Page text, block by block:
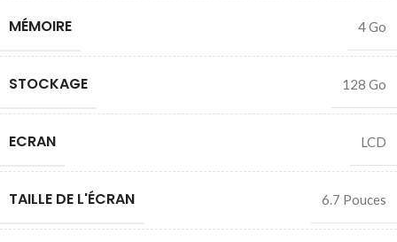
MÉMOIRE 4 Go
STOCKAGE 128 Go
ECRAN LCD
TAILLE DE L'ÉCRAN 6.7 Pouces